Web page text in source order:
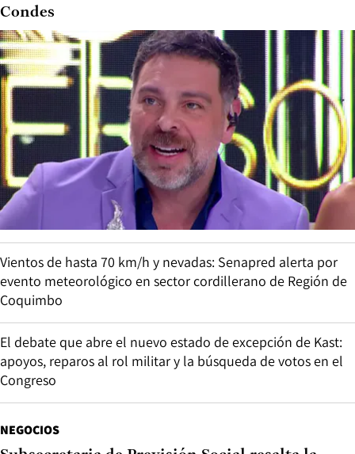
Condes
Vientos de hasta 70 km/h y nevadas: Senapred alerta por
evento meteorológico en sector cordillerano de Región de
Coquimbo
El debate que abre el nuevo estado de excepción de Kast:
apoyos, reparos al rol militar y la búsqueda de votos en el
Congreso
NEGOCIOS